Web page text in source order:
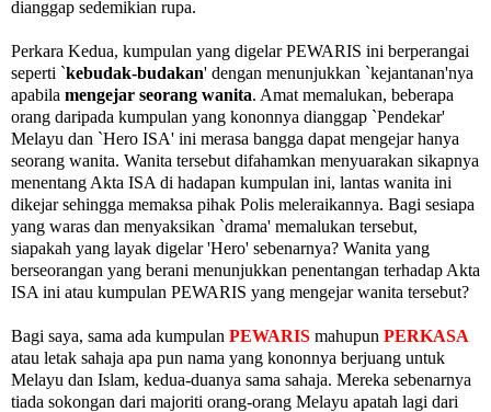
dianggap sedemikian rupa.
Perkara Kedua, kumpulan yang digelar PEWARIS ini berperangai
seperti `kebudak-budakan' dengan menunjukkan `kejantanan'nya
apabila mengejar seorang wanita. Amat memalukan, beberapa
orang daripada kumpulan yang kononnya dianggap `Pendekar'
Melayu dan `Hero ISA' ini merasa bangga dapat mengejar hanya
seorang wanita. Wanita tersebut difahamkan menyuarakan sikapnya
menentang Akta ISA di hadapan kumpulan ini, lantas wanita ini
dikejar sehingga memaksa pihak Polis meleraikannya. Bagi sesiapa
yang waras dan menyaksikan `drama' memalukan tersebut,
siapakah yang layak digelar 'Hero' sebenarnya? Wanita yang
berseorangan yang berani menunjukkan penentangan terhadap Akta
ISA ini atau kumpulan PEWARIS yang mengejar wanita tersebut?
Bagi saya, sama ada kumpulan PEWARIS mahupun PERKASA
atau letak sahaja apa pun nama yang kononnya berjuang untuk
Melayu dan Islam, kedua-duanya sama sahaja. Mereka sebenarnya
tiada sokongan dari majoriti orang-orang Melayu apatah lagi dari